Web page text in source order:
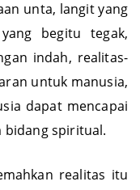
unta, langit yang
begitu tegak,
indah, realitas-
untuk manusia,
dapat mencapai
bidang spiritual.
realitas itu